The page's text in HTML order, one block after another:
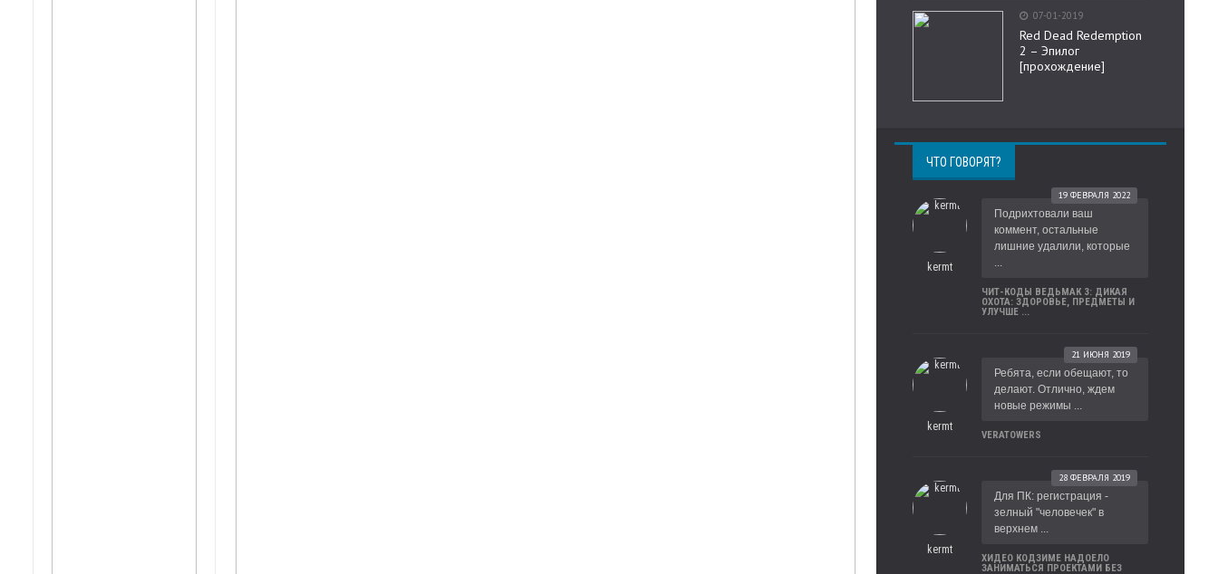
07-01-2019
Red Dead Redemption
2 – Эпилог
[прохождение]
ЧТО ГОВОРЯТ?
kermt
19 ФЕВРАЛЯ 2022
Подрихтовали ваш
коммент, остальные
лишние удалили, которые
...
ЧИТ-КОДЫ ВЕДЬМАК 3: ДИКАЯ
ОХОТА: ЗДОРОВЬЕ, ПРЕДМЕТЫ И
УЛУЧШЕ ...
kermt
21 ИЮНЯ 2019
Ребята, если обещают, то
делают. Отлично, ждем
новые режимы ...
VERATOWERS
kermt
28 ФЕВРАЛЯ 2019
Для ПК: регистрация -
зелный "человечек" в
верхнем ...
ХИДЕО КОДЗИМЕ НАДОЕЛО
ЗАНИМАТЬСЯ ПРОЕКТАМИ БЕЗ